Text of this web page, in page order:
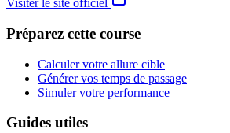
Visiter le site officiel
Préparez cette course
Calculer votre allure cible
Générer vos temps de passage
Simuler votre performance
Guides utiles